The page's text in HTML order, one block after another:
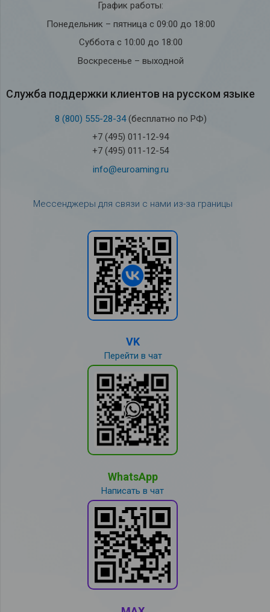
График работы:
Понедельник – пятница с 09:00 до 18:00
Суббота с 10:00 до 18:00
Воскресенье – выходной
Служба под­держки кли­ен­тов на рус­ском языке
8 (800) 555-28-34(бесплатно по РФ)
+7 (495) 011-12-94
+7 (495) 011-12-54
info@euroaming.ru
Мессенджеры для связи с нами из-за границы
VK
Перейти в чат
WhatsApp
Написать в чат